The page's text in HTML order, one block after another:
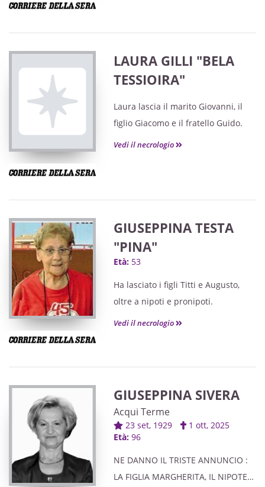
LAURA GILLI "BELA
TESSIOIRA"
Laura lascia il marito Giovanni, il
figlio Giacomo e il fratello Guido.
Vedi il necrologio
GIUSEPPINA TESTA
"PINA"
Età: 53
Ha lasciato i figli Titti e Augusto,
oltre a nipoti e pronipoti.
Vedi il necrologio
GIUSEPPINA SIVERA
Acqui Terme
23 set, 1929
1 ott, 2025
Età: 96
NE DANNO IL TRISTE ANNUNCIO :
LA FIGLIA MARGHERITA, IL NIPOTE